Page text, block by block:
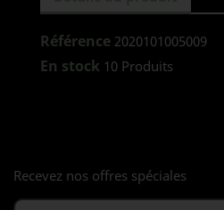
Référence 2020101005009
En stock 10 Produits
Recevez nos offres spéciales